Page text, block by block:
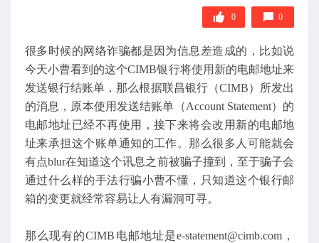
0 0
很多时候的网络诈骗都是因为信息差造成的，比如说
今天小曹看到的这个CIMB银行将使用新的电邮地址来
发送银行结账单，那么根据联昌银行（CIMB）所发出
的消息，原本使用发送结账单（Account Statement）的
电邮地址已经不再使用，接下来将会改用新的电邮地
址来承担这个账单通知的工作。那么很多人可能就会
有点blur在知道这个讯息之前被骗子撞到，至于骗子会
通过什么样的手法行骗小曹不懂，只知道这个银行邮
箱的变更就经常容易让人有漏洞可寻。
那么现有的CIMB电邮地址是e-statement@cimb.com，